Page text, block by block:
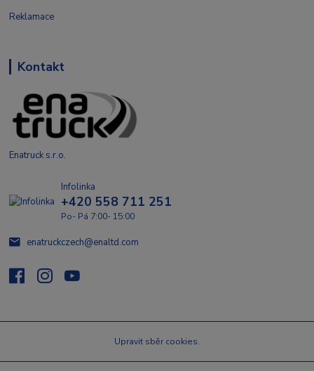
Reklamace
Kontakt
Enatruck s.r.o.
Infolinka
+420 558 711 251
Po- Pá 7:00- 15:00
enatruckczech@enaltd.com
Upravit sběr cookies.